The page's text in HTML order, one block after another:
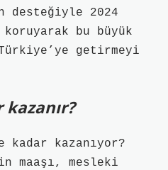
desteğiyle 2024
bu büyük
getirmeyi
kazanıyor?
maaşı, mesleki